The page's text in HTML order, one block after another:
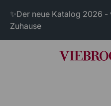
✨Der neue Katalog 2026 -
Zuhause